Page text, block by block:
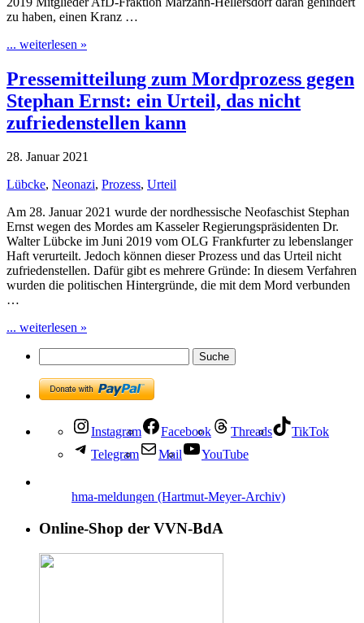
zu haben, einen Kranz …
... weiterlesen »
Pressemitteilung zum Mordprozess gegen
Stephan Ernst: ein Urteil, das nicht
zufriedenstellen kann
28. Januar 2021
Lübcke, Neonazi, Prozess, Urteil
Am 28. Januar 2021 wurde der nordhessische Neofaschist Stephan
Ernst wegen des Mordes am Kasseler Regierungspräsidenten Dr.
Walter Lübcke im Juni 2019 vom OLG Frankfurter zu lebenslanger
Haft verurteilt. Jedoch können dieser Prozess und das Urteil nicht
zufriedenstellen. Dafür gibt es mehrere Gründe: In diesem Verfahren
wurden die politischen Hintergründe, die mit dem Mord verbunden
…
... weiterlesen »
Instagram Facebook Threads
TikTok
Telegram
Mail YouTube
hma-meldungen (Hartmut-Meyer-Archiv)
Online-Shop der VVN-BdA